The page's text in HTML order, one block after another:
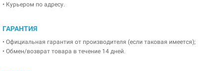
• Курьером по адресу.
ГАРАНТИЯ
• Официальная гарантия от производителя (если таковая имеется);
• Обмен/возврат товара в течение 14 дней.